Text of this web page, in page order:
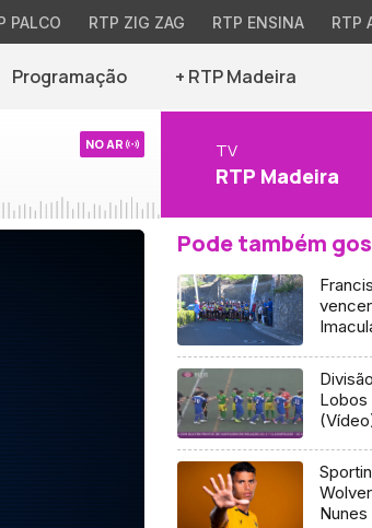
PALCO RTP ZIG ZAG RTP ENSINA RTP
Programação + RTP Madeira
NO AR TV
RTP Madeira
Pode também
Lobos
Nunes